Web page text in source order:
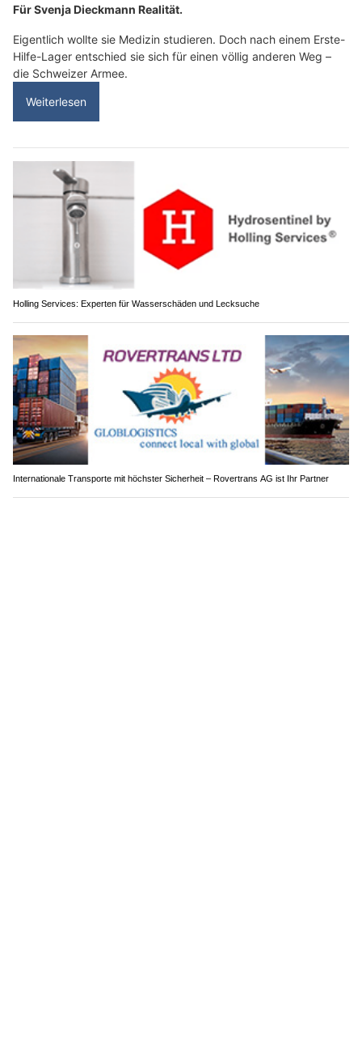
Für Svenja Dieckmann Realität.
Eigentlich wollte sie Medizin studieren. Doch nach einem Erste-
Hilfe-Lager entschied sie sich für einen völlig anderen Weg –
die Schweizer Armee.
Weiterlesen
Holling Services: Experten für Wasserschäden und Lecksuche
Internationale Transporte mit höchster Sicherheit – Rovertrans AG ist Ihr Partner